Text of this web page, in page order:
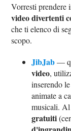
Vorresti prendere
video divertenti
che ti elenco di
scopo.
JibJab—
video,
inserendo
animate a
musicali.
gratuiti